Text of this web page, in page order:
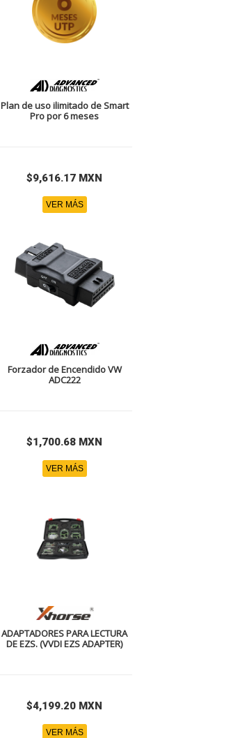
Plan de uso ilimitado de Smart
Pro por 6 meses
$9,616.17 MXN
VER MÁS
Forzador de Encendido VW
ADC222
$1,700.68 MXN
VER MÁS
ADAPTADORES PARA LECTURA
DE EZS. (VVDI EZS ADAPTER)
$4,199.20 MXN
VER MÁS